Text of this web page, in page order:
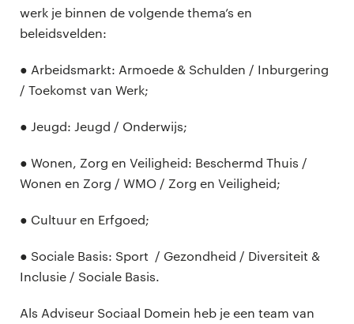
werk je binnen de volgende thema’s en
beleidsvelden:
● Arbeidsmarkt: Armoede & Schulden / Inburgering
/ Toekomst van Werk;
● Jeugd: Jeugd / Onderwijs;
● Wonen, Zorg en Veiligheid: Beschermd Thuis /
Wonen en Zorg / WMO / Zorg en Veiligheid;
● Cultuur en Erfgoed;
● Sociale Basis: Sport / Gezondheid / Diversiteit &
Inclusie / Sociale Basis.
Als Adviseur Sociaal Domein heb je een team van